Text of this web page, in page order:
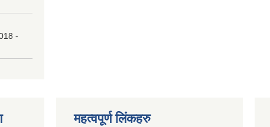
-
महत्वपूर्ण लिंकहरु